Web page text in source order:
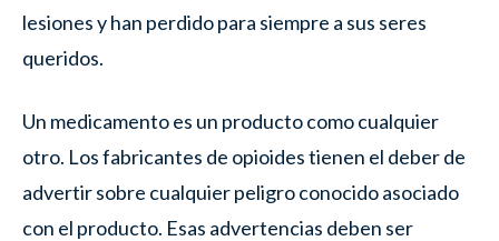
lesiones y han perdido para siempre a sus seres
queridos.
Un medicamento es un producto como cualquier
otro. Los fabricantes de opioides tienen el deber de
advertir sobre cualquier peligro conocido asociado
con el producto. Esas advertencias deben ser